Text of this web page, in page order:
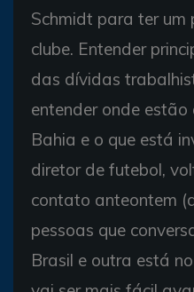
Schmidt para ter um
clube. Entender
das dívidas
entender onde
Bahia e o que está
diretor de futebol,
contato anteontem
pessoas que
Brasil e outra está